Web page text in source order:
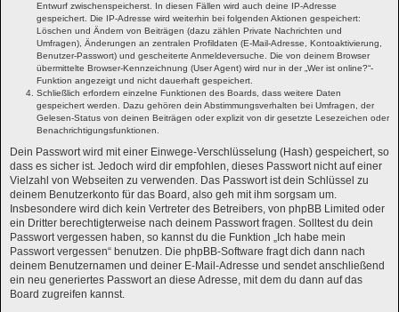
Entwurf zwischenspeicherst. In diesen Fällen wird auch deine IP-Adresse
gespeichert. Die IP-Adresse wird weiterhin bei folgenden Aktionen gespeichert:
Löschen und Ändern von Beiträgen (dazu zählen Private Nachrichten und
Umfragen), Änderungen an zentralen Profildaten (E-Mail-Adresse, Kontoaktivierung,
Benutzer-Passwort) und gescheiterte Anmeldeversuche. Die von deinem Browser
übermittelte Browser-Kennzeichnung (User Agent) wird nur in der „Wer ist online?“-
Funktion angezeigt und nicht dauerhaft gespeichert.
Schließlich erfordern einzelne Funktionen des Boards, dass weitere Daten
gespeichert werden. Dazu gehören dein Abstimmungsverhalten bei Umfragen, der
Gelesen-Status von deinen Beiträgen oder explizit von dir gesetzte Lesezeichen oder
Benachrichtigungsfunktionen.
Dein Passwort wird mit einer Einwege-Verschlüsselung (Hash) gespeichert, so
dass es sicher ist. Jedoch wird dir empfohlen, dieses Passwort nicht auf einer
Vielzahl von Webseiten zu verwenden. Das Passwort ist dein Schlüssel zu
deinem Benutzerkonto für das Board, also geh mit ihm sorgsam um.
Insbesondere wird dich kein Vertreter des Betreibers, von phpBB Limited oder
ein Dritter berechtigterweise nach deinem Passwort fragen. Solltest du dein
Passwort vergessen haben, so kannst du die Funktion „Ich habe mein
Passwort vergessen“ benutzen. Die phpBB-Software fragt dich dann nach
deinem Benutzernamen und deiner E-Mail-Adresse und sendet anschließend
ein neu generiertes Passwort an diese Adresse, mit dem du dann auf das
Board zugreifen kannst.